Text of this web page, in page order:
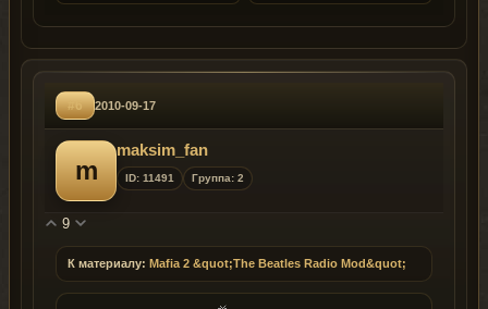
#6 2010-09-17
m
maksim_fan
ID: 11491 Группа: 2
9
К материалу: Mafia 2 &quot;The Beatles Radio Mod&quot;